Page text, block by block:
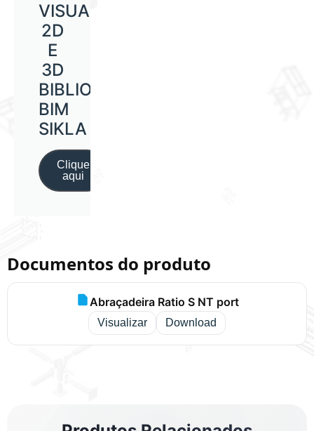
VISUALIZAÇÃO
2D
E
3D
BIBLIOTECA
BIM
SIKLA
Clique
aqui
Documentos do produto
Abraçadeira Ratio S NT port
Visualizar Download